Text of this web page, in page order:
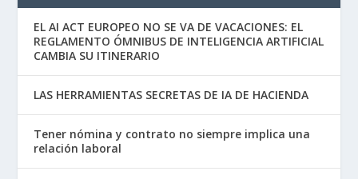
EL AI ACT EUROPEO NO SE VA DE VACACIONES: EL
REGLAMENTO ÓMNIBUS DE INTELIGENCIA ARTIFICIAL
CAMBIA SU ITINERARIO
LAS HERRAMIENTAS SECRETAS DE IA DE HACIENDA
Tener nómina y contrato no siempre implica una
relación laboral